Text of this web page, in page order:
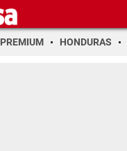
PREMIUM HONDURAS